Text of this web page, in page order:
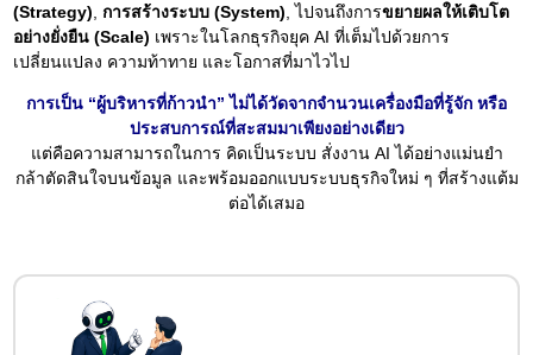
(Strategy) ,การสร้างระบบ (System) , ไปจนถึงการขยายผลให้เติบโต
อย่างยั่งยืน (Scale) เพราะในโลกธุรกิจยุค AI ที่เต็มไปด้วยการ
เปลี่ยนแปลง ความท้าทาย และโอกาสที่มาไวไป
การเป็น “ผู้บริหารที่ก้าวนำ” ไม่ได้วัดจากจำนวนเครื่องมือที่รู้จัก หรือ
ประสบการณ์ที่สะสมมาเพียงอย่างเดียว
แต่คือความสามารถในการ คิดเป็นระบบ สั่งงาน AI ได้อย่างแม่นยำ
กล้าตัดสินใจบนข้อมูล และพร้อมออกแบบระบบธุรกิจใหม่ ๆ ที่สร้างแต้ม
ต่อได้เสมอ